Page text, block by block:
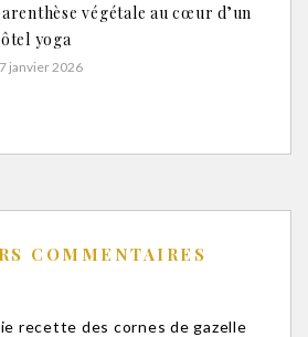
végétale au cœur d’un
yoga
janvier 2026
COMMENTAIRES
recette des cornes de gazelle